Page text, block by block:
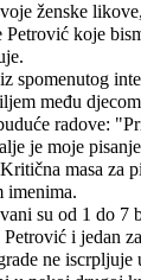
ženske
koje
spomenutog
među
radove:
je moje
masa za
imenima.
su od 1 do
i jedan
ne